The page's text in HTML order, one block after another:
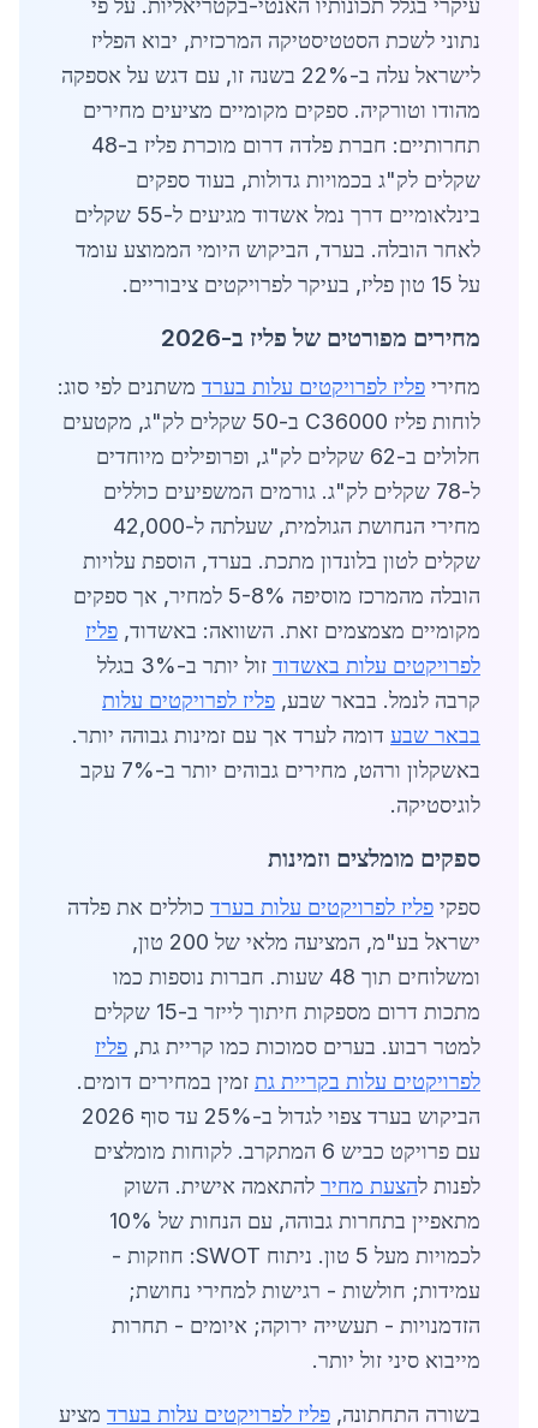
עיקרי בגלל תכונותיו האנטי-בקטריאליות. על פי
נתוני לשכת הסטטיסטיקה המרכזית, יבוא הפליז
לישראל עלה ב-22% בשנה זו, עם דגש על אספקה
מהודו וטורקיה. ספקים מקומיים מציעים מחירים
תחרותיים: חברת פלדה דרום מוכרת פליז ב-48
שקלים לק"ג בכמויות גדולות, בעוד ספקים
בינלאומיים דרך נמל אשדוד מגיעים ל-55 שקלים
לאחר הובלה. בערד, הביקוש היומי הממוצע עומד
על 15 טון פליז, בעיקר לפרויקטים ציבוריים.
מחירים מפורטים של פליז ב-2026
מחירי פליז לפרויקטים עלות בערד משתנים לפי סוג:
לוחות פליז C36000 ב-50 שקלים לק"ג, מקטעים
חלולים ב-62 שקלים לק"ג, ופרופילים מיוחדים
ל-78 שקלים לק"ג. גורמים המשפיעים כוללים
מחירי הנחושת הגולמית, שעלתה ל-42,000
שקלים לטון בלונדון מתכת. בערד, הוספת עלויות
הובלה מהמרכז מוסיפה 5-8% למחיר, אך ספקים
מקומיים מצמצמים זאת. השוואה: באשדוד, פליז
לפרויקטים עלות באשדוד
זול יותר ב-3% בגלל
קרבה לנמל. בבאר שבע, פליז לפרויקטים עלות
בבאר שבע דומה לערד אך עם זמינות גבוהה יותר.
באשקלון ורהט, מחירים גבוהים יותר ב-7% עקב
לוגיסטיקה.
ספקים מומלצים וזמינות
ספקי פליז לפרויקטים עלות בערד כוללים את פלדה
ישראל בע"מ, המציעה מלאי של 200 טון,
ומשלוחים תוך 48 שעות. חברות נוספות כמו
מתכות דרום מספקות חיתוך לייזר ב-15 שקלים
למטר רבוע. בערים סמוכות כמו קריית גת, פליז
לפרויקטים עלות בקריית גת זמין במחירים דומים.
הביקוש בערד צפוי לגדול ב-25% עד סוף 2026
עם פרויקט כביש 6 המתקרב. לקוחות מומלצים
לפנות להצעת מחיר להתאמה אישית. השוק
מתאפיין בתחרות גבוהה, עם הנחות של 10%
לכמויות מעל 5 טון. ניתוח SWOT: חוזקות -
עמידות; חולשות - רגישות למחירי נחושת;
הזדמנויות - תעשייה ירוקה; איומים - תחרות
מייבוא סיני זול יותר.
בשורה התחתונה, פליז לפרויקטים עלות בערד מציע